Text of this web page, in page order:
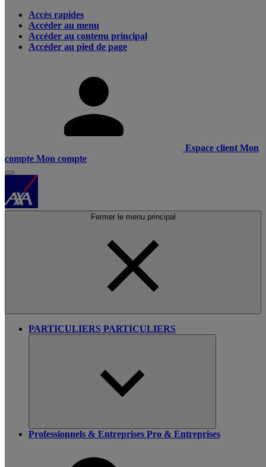
Accès rapides
Accéder au menu
Accéder au contenu principal
Accéder au pied de page
Espace client Mon
compte Mon compte
Fermer le menu principal
PARTICULIERS PARTICULIERS
Professionnels & Entreprises Pro & Entreprises